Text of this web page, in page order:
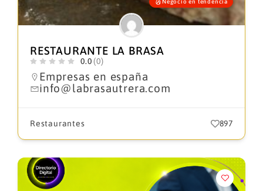
Negocio en tendencia
RESTAURANTE LA BRASA
0.0 (0)
Empresas en españa
info@labrasautrera.com
Restaurantes 897